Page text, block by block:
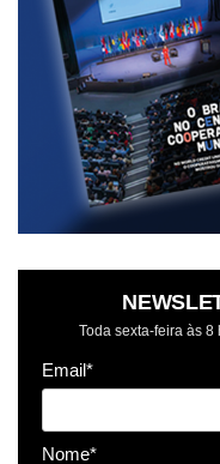
Toda sexta-feira às
Email*
Nome*